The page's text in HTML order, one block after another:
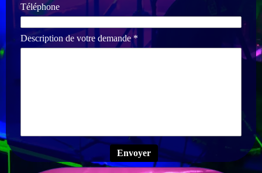
Téléphone
Description de votre demande *